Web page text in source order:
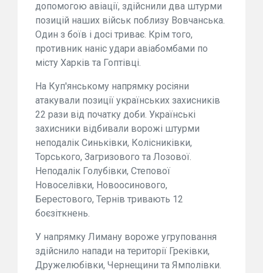
допомогою авіації, здійснили два штурми
позицій наших військ поблизу Вовчанська.
Один з боїв і досі триває. Крім того,
противник наніс удари авіабомбами по
місту Харків та Гоптівці.
На Куп'янському напрямку росіяни
атакували позиції українських захисників
22 рази від початку доби. Українські
захисники відбивали ворожі штурми
неподалік Синьківки, Колісниківки,
Торського, Загризового та Лозової.
Неподалік Голубівки, Степової
Новоселівки, Новоосинового,
Берестового, Тернів тривають 12
боєзіткнень.
У напрямку Лиману вороже угруповання
здійснило напади на території Греківки,
Дружелюбівки, Чернещини та Ямполівки.